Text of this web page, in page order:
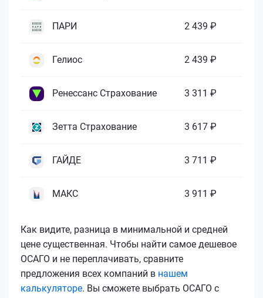
ПАРИ 2 439 ₽
Гелиос 2 439 ₽
Ренессанс Страхование 3 311 ₽
Зетта Страхование 3 617 ₽
ГАЙДЕ 3 711 ₽
МАКС 3 911 ₽
Как видите, разница в минимальной и средней
цене существенная. Чтобы найти самое дешевое
ОСАГО и не переплачивать, сравните
предложения всех компаний в нашем
калькуляторе. Вы сможете выбрать ОСАГО с